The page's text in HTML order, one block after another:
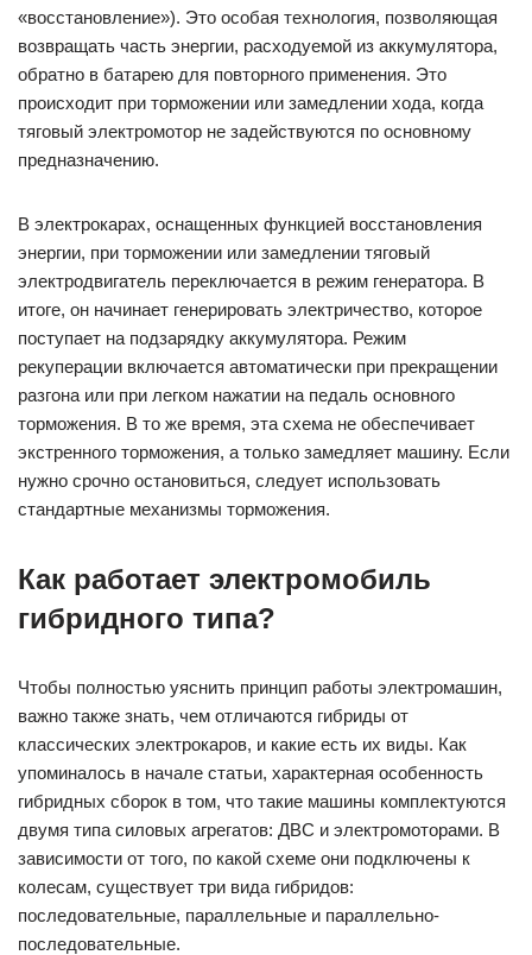
«восстановление»). Это особая технология, позволяющая
возвращать часть энергии, расходуемой из аккумулятора,
обратно в батарею для повторного применения. Это
происходит при торможении или замедлении хода, когда
тяговый электромотор не задействуются по основному
предназначению.
В электрокарах, оснащенных функцией восстановления
энергии, при торможении или замедлении тяговый
электродвигатель переключается в режим генератора. В
итоге, он начинает генерировать электричество, которое
поступает на подзарядку аккумулятора. Режим
рекуперации включается автоматически при прекращении
разгона или при легком нажатии на педаль основного
торможения. В то же время, эта схема не обеспечивает
экстренного торможения, а только замедляет машину. Если
нужно срочно остановиться, следует использовать
стандартные механизмы торможения.
Как работает электромобиль
гибридного типа?
Чтобы полностью уяснить принцип работы электромашин,
важно также знать, чем отличаются гибриды от
классических электрокаров, и какие есть их виды. Как
упоминалось в начале статьи, характерная особенность
гибридных сборок в том, что такие машины комплектуются
двумя типа силовых агрегатов: ДВС и электромоторами. В
зависимости от того, по какой схеме они подключены к
колесам, существует три вида гибридов:
последовательные, параллельные и параллельно-
последовательные.